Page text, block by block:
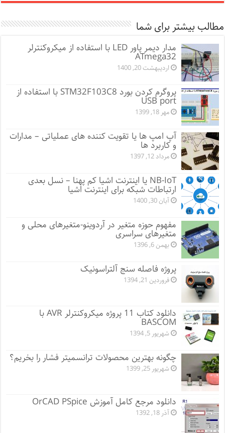
مطالب بیشتر برای شما
مدار دیمر پاور LED با استفاده از میکروکنترلر
ATmega32
اردیبهشت 20, 1400
پروگرم کردن بورد STM32F103C8 با استفاده از
USB port
مهر 18, 1399
آپ امپ ها یا تقویت کننده های عملیاتی – مدارات
و کاربرد ها
مرداد 12, 1397
NB-IoT یا اینترنت اشیا کم پهنا – نسل بعدی
ارتباطات شبکه برای اینترنت اشیا
آبان 30, 1400
مفهوم حوزه متغیر در آردوینو-متغیرهای محلی و
متغیرهای سراسری
بهمن 6, 1396
پروژه فاصله سنج آلتراسونیک
فروردین 21, 1394
دانلود کتاب 11 پروژه میکروکنترلر AVR با
BASCOM
شهریور 5, 1394
چگونه بهترین محصولات ترانسمیتر فشار را بخریم؟
شهریور 25, 1399
دانلود مرجع کامل آموزش OrCAD PSpice
آذر 18, 1392